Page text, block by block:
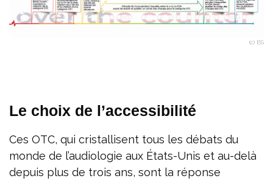
(c) BS
Le choix de l’accessibilité
Ces OTC, qui cristallisent tous les débats du
monde de l’audiologie aux États-Unis et au-delà
depuis plus de trois ans, sont la réponse